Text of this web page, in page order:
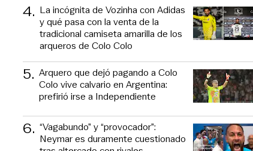
4. La incógnita de Vozinha con Adidas
y qué pasa con la venta de la
tradicional camiseta amarilla de los
arqueros de Colo Colo
5. Arquero que dejó pagando a Colo
Colo vive calvario en Argentina:
prefirió irse a Independiente
6. “Vagabundo” y “provocador”:
Neymar es duramente cuestionado